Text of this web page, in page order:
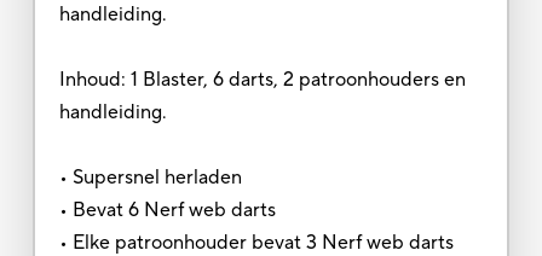
handleiding.
Inhoud: 1 Blaster, 6 darts, 2 patroonhouders en
handleiding.
• Supersnel herladen
• Bevat 6 Nerf web darts
• Elke patroonhouder bevat 3 Nerf web darts